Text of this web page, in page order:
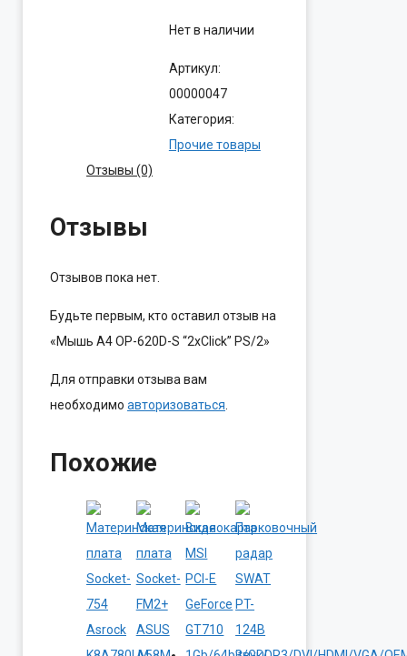
Нет в наличии
Артикул:
00000047
Категория:
Прочие товары
Отзывы (0)
Отзывы
Отзывов пока нет.
Будьте первым, кто оставил отзыв на
«Мышь A4 OP-620D-S “2xClick” PS/2»
Для отправки отзыва вам
необходимо авторизоваться.
Похожие